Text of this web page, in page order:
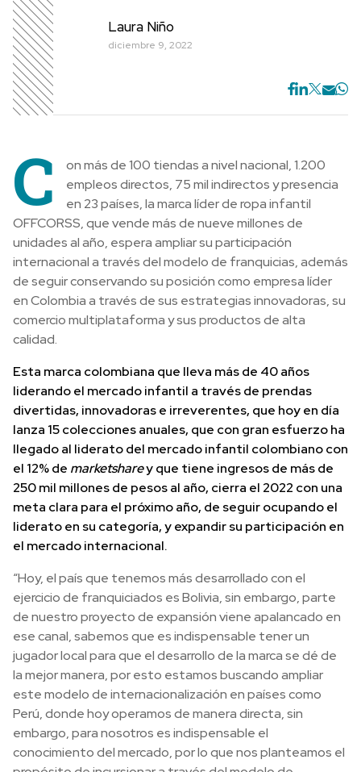
Laura Niño
diciembre 9, 2022
C
on más de 100 tiendas a nivel nacional, 1.200
empleos directos, 75 mil indirectos y presencia
en 23 países, la marca líder de ropa infantil
OFFCORSS, que vende más de nueve millones de
unidades al año, espera ampliar su participación
internacional a través del modelo de franquicias, además
de seguir conservando su posición como empresa líder
en Colombia a través de sus estrategias innovadoras, su
comercio multiplataforma y sus productos de alta
calidad.
Esta marca colombiana que lleva más de 40 años
liderando el mercado infantil a través de prendas
divertidas, innovadoras e irreverentes, que hoy en día
lanza 15 colecciones anuales, que con gran esfuerzo ha
llegado al liderato del mercado infantil colombiano con
el 12% de marketsharey que tiene ingresos de más de
250 mil millones de pesos al año, cierra el 2022 con una
meta clara para el próximo año, de seguir ocupando el
liderato en su categoría, y expandir su participación en
el mercado internacional.
“Hoy, el país que tenemos más desarrollado con el
ejercicio de franquiciados es Bolivia, sin embargo, parte
de nuestro proyecto de expansión viene apalancado en
ese canal, sabemos que es indispensable tener un
jugador local para que el desarrollo de la marca se dé de
la mejor manera, por esto estamos buscando ampliar
este modelo de internacionalización en países como
Perú, donde hoy operamos de manera directa, sin
embargo, para nosotros es indispensable el
conocimiento del mercado, por lo que nos planteamos el